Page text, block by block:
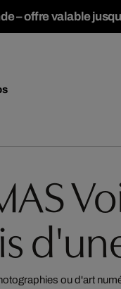
– offre valable
ou d'art